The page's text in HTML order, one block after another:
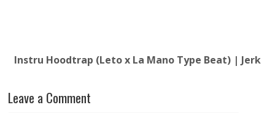
Instru Hoodtrap (Leto x La Mano Type Beat) | Jerk
Leave a Comment